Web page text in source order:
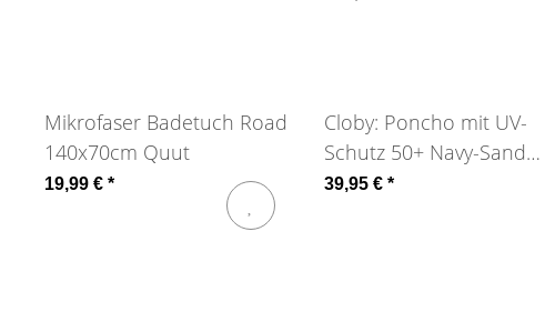
Mikrofaser Badetuch Road
140x70cm Quut
19,99 € *
Cloby: Poncho mit UV-
Schutz 50+ Navy-Sand
Stripe
39,95 € *